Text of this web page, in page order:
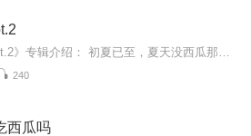
240
西瓜吗